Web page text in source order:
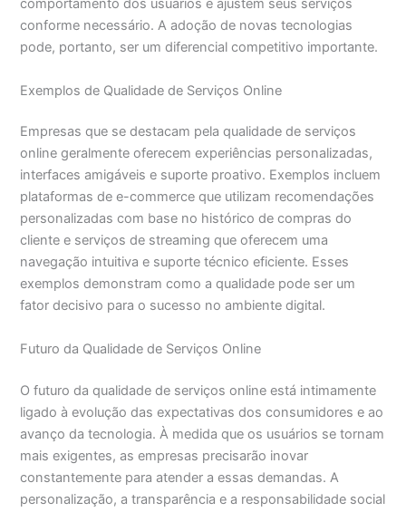
comportamento dos usuários e ajustem seus serviços
conforme necessário. A adoção de novas tecnologias
pode, portanto, ser um diferencial competitivo importante.
Exemplos de Qualidade de Serviços Online
Empresas que se destacam pela qualidade de serviços
online geralmente oferecem experiências personalizadas,
interfaces amigáveis e suporte proativo. Exemplos incluem
plataformas de e-commerce que utilizam recomendações
personalizadas com base no histórico de compras do
cliente e serviços de streaming que oferecem uma
navegação intuitiva e suporte técnico eficiente. Esses
exemplos demonstram como a qualidade pode ser um
fator decisivo para o sucesso no ambiente digital.
Futuro da Qualidade de Serviços Online
O futuro da qualidade de serviços online está intimamente
ligado à evolução das expectativas dos consumidores e ao
avanço da tecnologia. À medida que os usuários se tornam
mais exigentes, as empresas precisarão inovar
constantemente para atender a essas demandas. A
personalização, a transparência e a responsabilidade social